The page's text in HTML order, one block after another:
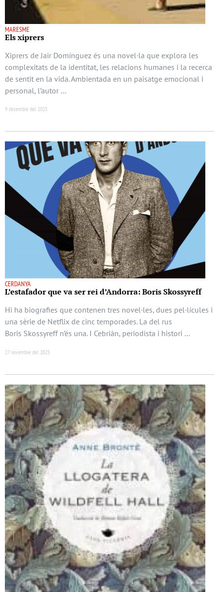
MARESME
Els xiprers
Xiprers de Jair Domínguez és una novel·la que explora les
complexitats de la identitat, les relacions humanes i la recerca
de sentit en la vida. Ambientada en un paisatge emocional i
personal, l’autor …
9 desembre del 2025
CERDANYA
L’estafador que va ser rei d’Andorra: Boris Skossyreff
Hi ha biografies que contenen tres novel·les, dues pel·lícules i
una sèrie de Netflix de cinc temporades. La del rus
Boris Skossyreff n’és una. I Cebrián, periodista i histori …
27 novembre del 2025